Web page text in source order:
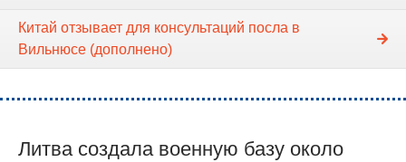
Китай отзывает для консультаций посла в
Вильнюсе (дополнено)
Литва создала военную базу около